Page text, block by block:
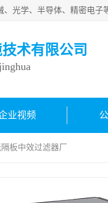
术有限公司
业视频
板中效过滤器厂